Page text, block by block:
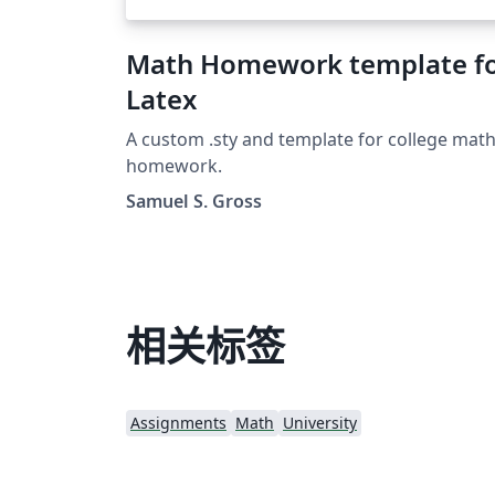
Math Homework template
Latex
A custom .sty and template for college math
homework.
Samuel S. Gross
相关标签
Assignments Math University